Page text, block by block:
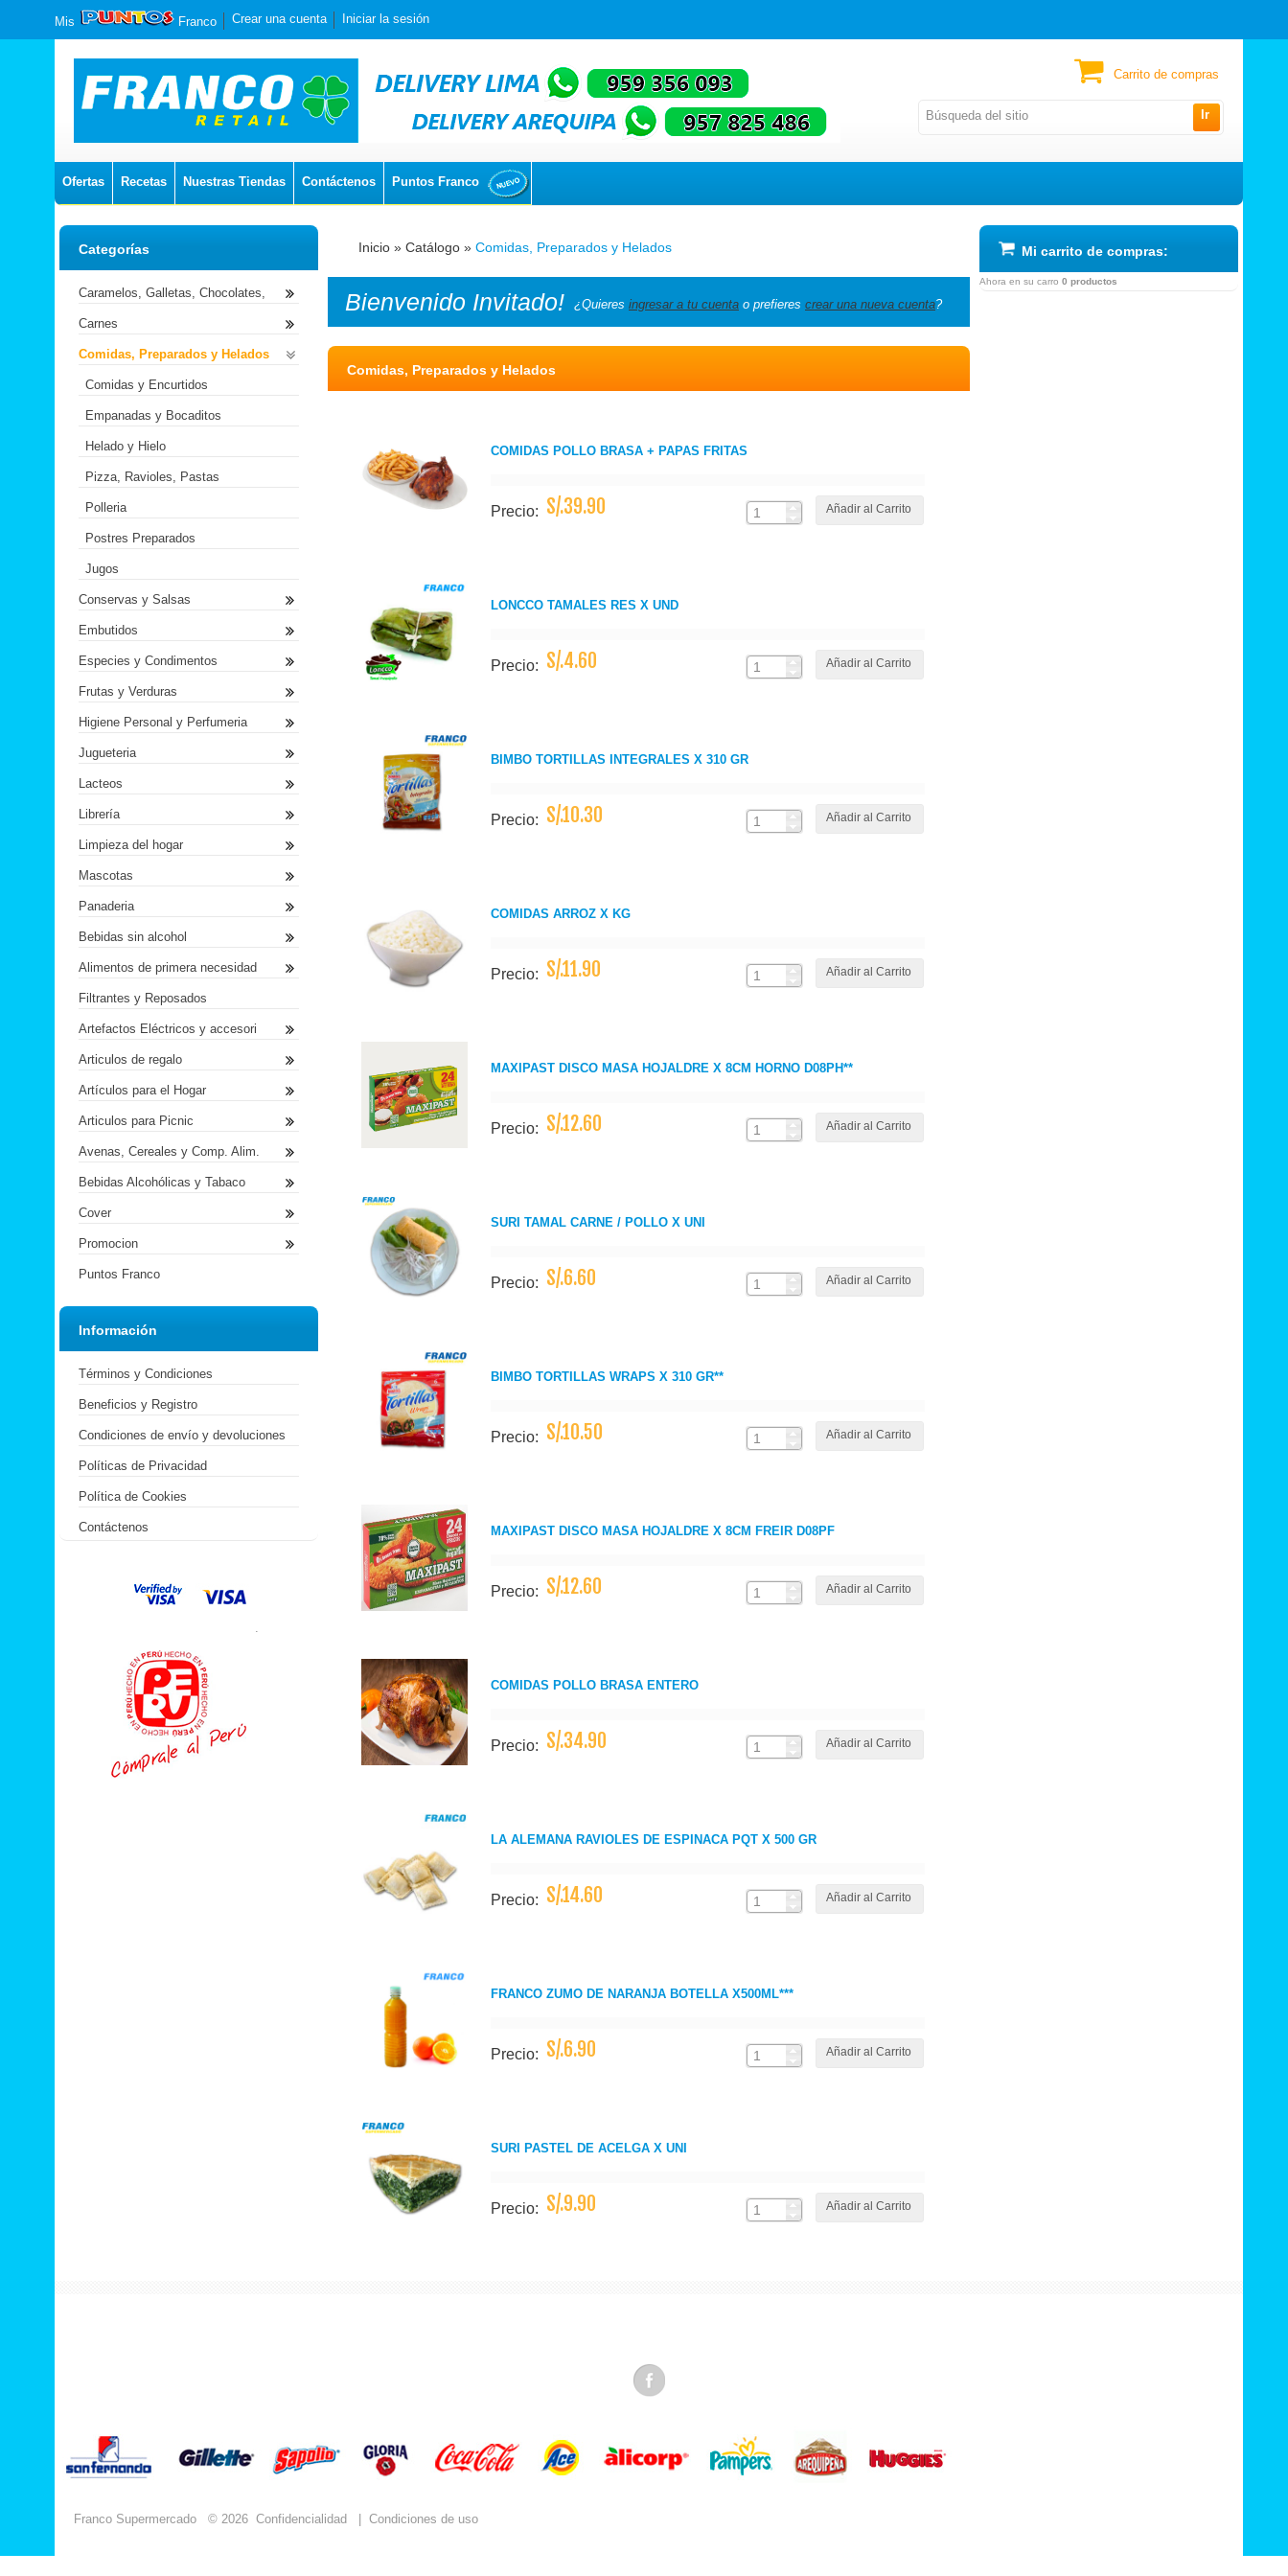
Ir
Mis Franco Crear una cuenta Iniciar la sesión
Ofertas Recetas Nuestras Tiendas Contáctenos Puntos Franco
Carrito de compras
Inicio » Catálogo » Comidas, Preparados y Helados
Bienvenido Invitado! ¿Quieres ingresar a tu cuenta o prefieres crear una nueva cuenta?
Comidas, Preparados y Helados
COMIDAS POLLO BRASA + PAPAS FRITAS
Precio: S/.39.90 Añadir al Carrito
LONCCO TAMALES RES X UND
Precio: S/.4.60 Añadir al Carrito
BIMBO TORTILLAS INTEGRALES X 310 GR
Precio: S/.10.30 Añadir al Carrito
COMIDAS ARROZ X KG
Precio: S/.11.90 Añadir al Carrito
MAXIPAST DISCO MASA HOJALDRE X 8CM HORNO D08PH**
Precio: S/.12.60 Añadir al Carrito
SURI TAMAL CARNE / POLLO X UNI
Precio: S/.6.60 Añadir al Carrito
BIMBO TORTILLAS WRAPS X 310 GR**
Precio: S/.10.50 Añadir al Carrito
MAXIPAST DISCO MASA HOJALDRE X 8CM FREIR D08PF
Precio: S/.12.60 Añadir al Carrito
COMIDAS POLLO BRASA ENTERO
Precio: S/.34.90 Añadir al Carrito
LA ALEMANA RAVIOLES DE ESPINACA PQT X 500 GR
Precio: S/.14.60 Añadir al Carrito
FRANCO ZUMO DE NARANJA BOTELLA X500ML***
Precio: S/.6.90 Añadir al Carrito
SURI PASTEL DE ACELGA X UNI
Precio: S/.9.90 Añadir al Carrito
Categorías
Caramelos, Galletas, Chocolates,
Carnes
Comidas, Preparados y Helados
Comidas y Encurtidos
Empanadas y Bocaditos
Helado y Hielo
Pizza, Ravioles, Pastas
Polleria
Postres Preparados
Jugos
Conservas y Salsas
Embutidos
Especies y Condimentos
Frutas y Verduras
Higiene Personal y Perfumeria
Jugueteria
Lacteos
Librería
Limpieza del hogar
Mascotas
Panaderia
Bebidas sin alcohol
Alimentos de primera necesidad
Filtrantes y Reposados
Artefactos Eléctricos y accesori
Articulos de regalo
Artículos para el Hogar
Articulos para Picnic
Avenas, Cereales y Comp. Alim.
Bebidas Alcohólicas y Tabaco
Cover
Promocion
Puntos Franco
Información
Términos y Condiciones
Beneficios y Registro
Condiciones de envío y devoluciones
Políticas de Privacidad
Política de Cookies
Contáctenos
.
Mi carrito de compras:
Ahora en su carro 0 productos
Franco Supermercado © 2026 Confidencialidad Condiciones de uso